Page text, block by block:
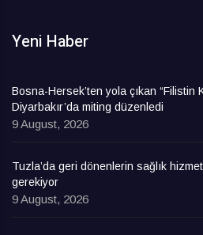
Yeni Haber
Bosna-Hersek’ten yola çıkan “Filistin
Diyarbakır’da miting düzenledi
9 August, 2026
Tuzla’da geri dönenlerin sağlık
gerekiyor
9 August, 2026